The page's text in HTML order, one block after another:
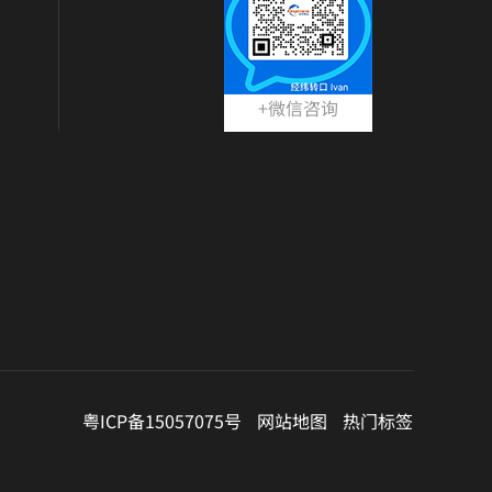
+微信咨询
粤ICP备15057075号 网站地图 热门标签